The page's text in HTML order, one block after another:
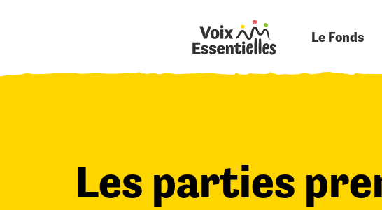
Le Fonds
Les parties